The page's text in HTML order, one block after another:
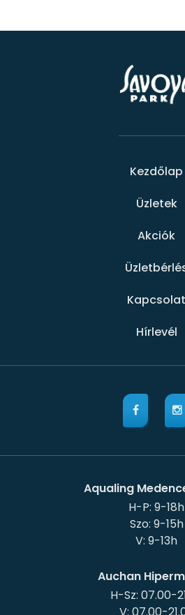
Kezdőlap
Üzletek
Akciók
Kapcsolat
Hírlevél
Aqualing
H-P: 9-18h
Szo: 9-15h
Auchan
H-Sz: 07.00-